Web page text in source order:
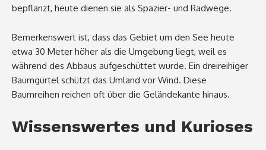
bepflanzt, heute dienen sie als Spazier- und Radwege.
Bemerkenswert ist, dass das Gebiet um den See heute
etwa 30 Meter höher als die Umgebung liegt, weil es
während des Abbaus aufgeschüttet wurde. Ein dreireihiger
Baumgürtel schützt das Umland vor Wind. Diese
Baumreihen reichen oft über die Geländekante hinaus.
Wissenswertes und Kurioses